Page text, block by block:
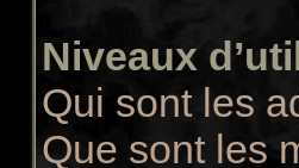
Niveaux
Qui sont les
Que sont les